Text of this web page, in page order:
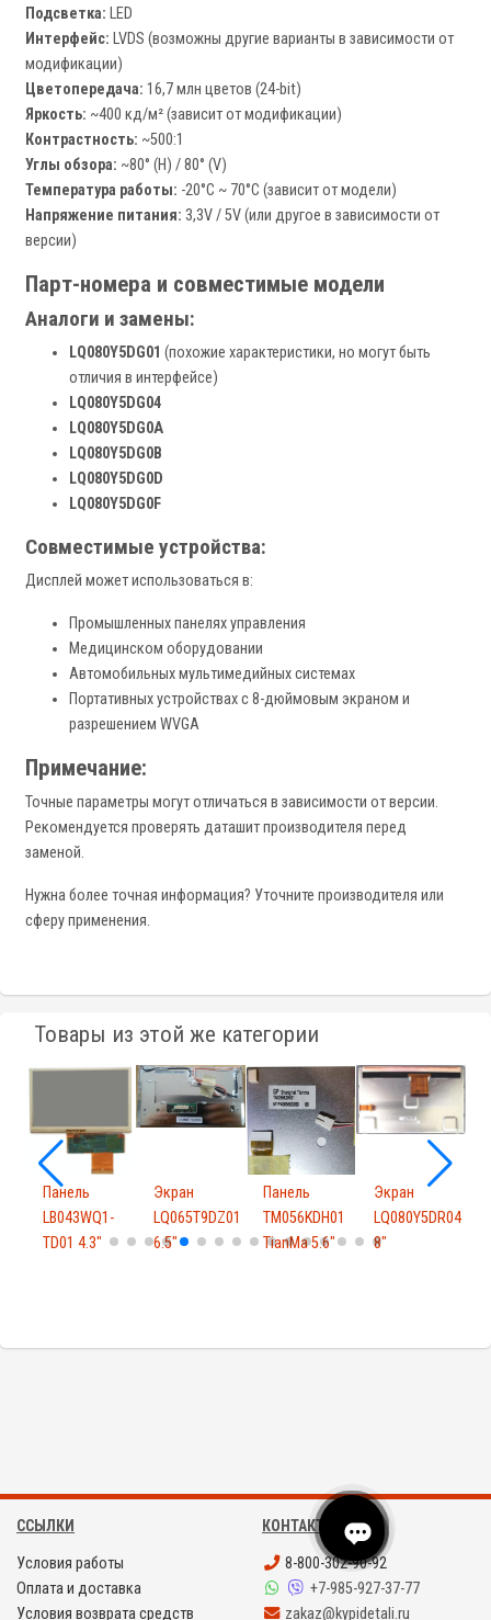
Подсветка: LED
Интерфейс: LVDS (возможны другие варианты в зависимости от
модификации)
Цветопередача: 16,7 млн цветов (24-bit)
Яркость: ~400 кд/м² (зависит от модификации)
Контрастность: ~500:1
Углы обзора: ~80° (H) / 80° (V)
Температура работы: -20°C ~ 70°C (зависит от модели)
Напряжение питания: 3,3V / 5V (или другое в зависимости от
версии)
Парт-номера и совместимые модели
Аналоги и замены:
LQ080Y5DG01 (похожие характеристики, но могут быть
отличия в интерфейсе)
LQ080Y5DG04
LQ080Y5DG0A
LQ080Y5DG0B
LQ080Y5DG0D
LQ080Y5DG0F
Совместимые устройства:
Дисплей может использоваться в:
Промышленных панелях управления
Медицинском оборудовании
Автомобильных мультимедийных системах
Портативных устройствах с 8-дюймовым экраном и
разрешением WVGA
Примечание:
Точные параметры могут отличаться в зависимости от версии.
Рекомендуется проверять даташит производителя перед
заменой.
Нужна более точная информация? Уточните производителя или
сферу применения.
Товары из этой же категории
Панель
LB043WQ1-
TD01 4.3"
Экран
LQ065T9DZ01
6.5"
Панель
TM056KDH01
TianMa 5.6"
Экран
LQ080Y5DR04
8"
ССЫЛКИ
Условия работы
Оплата и доставка
Условия возврата средств
КОНТАКТЫ
8-800-302-90-92
+7-985-927-37-77
zakaz@kypidetali.ru